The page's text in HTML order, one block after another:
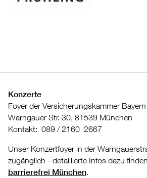
Konzerte
Foyer der Versicherungskammer Bayern
Warngauer Str. 30, 81539 München
Kontakt: 089 / 2160 2667
Unser Konzertfoyer in der
zugänglich - detaillierte Infos dazu
barrierefrei München.